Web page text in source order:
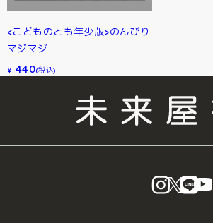
<こどものとも年少版>のんびり
マジマジ
¥ 440(税込)
instagram
X LINE